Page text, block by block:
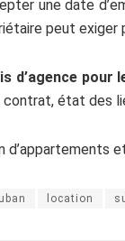
une date
peut exiger
d’agence pour
contrat, état des
d’appartements
location